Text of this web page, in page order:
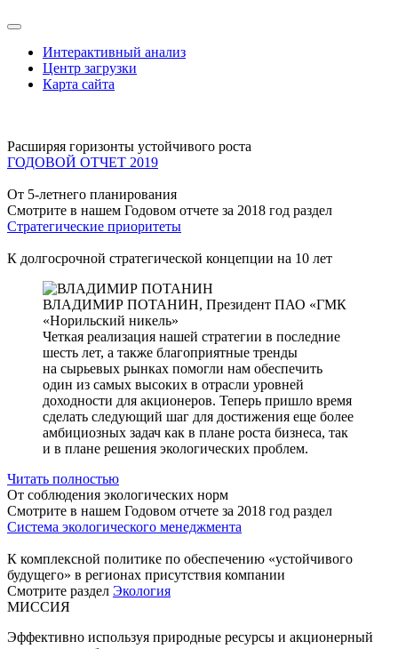
Интерактивный анализ
Центр загрузки
Карта сайта
Расширяя горизонты устойчивого роста
ГОДОВОЙ ОТЧЕТ 2019
От 5-летнего планирования
Смотрите в нашем Годовом отчете за 2018 год раздел
Стратегические приоритеты
К долгосрочной стратегической концепции на 10 лет
ВЛАДИМИР ПОТАНИН, Президент ПАО «ГМК
«Норильский никель»
Четкая реализация нашей стратегии в последние
шесть лет, а также благоприятные тренды
на сырьевых рынках помогли нам обеспечить
один из самых высоких в отрасли уровней
доходности для акционеров. Теперь пришло время
сделать следующий шаг для достижения еще более
амбициозных задач как в плане роста бизнеса, так
и в плане решения экологических проблем.
Читать полностью
От соблюдения экологических норм
Смотрите в нашем Годовом отчете за 2018 год раздел
Система экологического менеджмента
К комплексной политике по обеспечению «устойчивого
будущего» в регионах присутствия компании
Смотрите раздел Экология
МИССИЯ
Эффективно используя природные ресурсы и акционерный